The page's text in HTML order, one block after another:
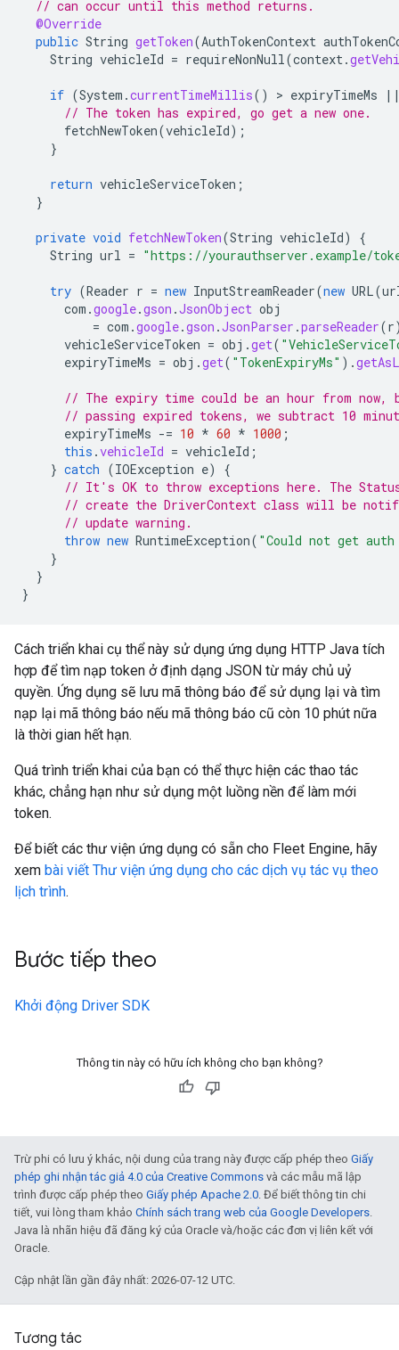
// can occur until this method returns.
@Override
public String getToken(AuthTokenContext
String vehicleId = requireNonNull(context.
if (System .currentTimeMillis() > expiryTimeMs
// The token has expired, go get a new one.
fetchNewToken(vehicleId);
}
return vehicleServiceToken ;
}
private void fetchNewToken(String vehicleId)
{
String url = "https://yourauthserver.example/
try (Reader r = new InputStreamReader(new URL(
com .google.gson .JsonObject obj
= com .google.gson .JsonParser .parseReader(r
vehicleServiceToken = obj .get(
expiryTimeMs = obj .get( "TokenExpiryMs" ).
// The expiry time could be an hour from
// passing expired tokens, we subtract 10
expiryTimeMs -= 10 * 60 * 1000 ;
this .vehicleId = vehicleId ;
} catch (IOException e)
{
// It's OK to throw exceptions here. The
// create the DriverContext class will be
// update warning.
throw new RuntimeException( "Could not get
}
}
}
Cách triển khai cụ thể này sử dụng ứng dụng HTTP Java tích
hợp để tìm nạp token ở định dạng JSON từ máy chủ uỷ
quyền. Ứng dụng sẽ lưu mã thông báo để sử dụng lại và tìm
nạp lại mã thông báo nếu mã thông báo cũ còn 10 phút nữa
là thời gian hết hạn.
Quá trình triển khai của bạn có thể thực hiện các thao tác
khác, chẳng hạn như sử dụng một luồng nền để làm mới
token.
Để biết các thư viện ứng dụng có sẵn cho Fleet Engine, hãy
xem bài viết Thư viện ứng dụng cho các dịch vụ tác vụ theo
lịch trình.
Bước tiếp theo
Khởi động Driver SDK
Thông tin này có hữu ích không cho bạn không?
Trừ phi có lưu ý khác, nội dung của trang này được cấp phép theo Giấy
phép ghi nhận tác giả 4.0 của Creative Commons và các mẫu mã lập
trình được cấp phép theo Giấy phép Apache 2.0. Để biết thông tin chi
tiết, vui lòng tham khảo Chính sách trang web của Google Developers.
Java là nhãn hiệu đã đăng ký của Oracle và/hoặc các đơn vị liên kết với
Oracle.
Cập nhật lần gần đây nhất: 2026-07-12 UTC.
Tương tác